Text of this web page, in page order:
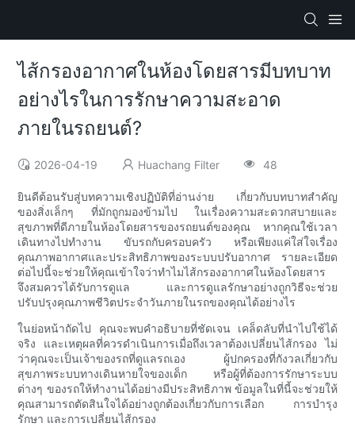
ไส้กรองอากาศในห้องโดยสารมีบทบาท
อย่างไรในการรักษาความสะอาด
ภายในรถยนต์?
2026-04-19 Huachang Filter 48
ยินดีต้อนรับสู่บทความเชิงปฏิบัติที่อ่านง่าย เกี่ยวกับบทบาทสำคัญ
ของสิ่งเล็กๆ ที่มักถูกมองข้ามไป ในเรื่องความสะดวกสบายและ
สุขภาพที่ดีภายในห้องโดยสารของรถยนต์ของคุณ หากคุณใช้เวลา
เดินทางไปทำงาน ขับรถกับครอบครัว หรือเพียงแค่ใส่ใจเรื่อง
คุณภาพอากาศและประสิทธิภาพของระบบปรับอากาศ รายละเอียด
ต่อไปนี้จะช่วยให้คุณเข้าใจว่าทำไมไส้กรองอากาศในห้องโดยสาร
จึงสมควรได้รับการดูแล และการดูแลรักษาอย่างถูกวิธีจะช่วย
ปรับปรุงคุณภาพชีวิตประจำวันภายในรถของคุณได้อย่างไร
ในย่อหน้าถัดไป คุณจะพบคำอธิบายที่ชัดเจน เคล็ดลับที่นำไปใช้ได้
จริง และเหตุผลที่ควรดำเนินการเมื่อถึงเวลาต้องเปลี่ยนไส้กรอง ไม่
ว่าคุณจะเป็นเจ้าของรถที่ดูแลรถเอง ผู้ปกครองที่กังวลเกี่ยวกับ
สุขภาพระบบทางเดินหายใจของเด็ก หรือผู้ที่ต้องการรักษาระบบ
ต่างๆ ของรถให้ทำงานได้อย่างมีประสิทธิภาพ ข้อมูลในที่นี้จะช่วยให้
คุณสามารถตัดสินใจได้อย่างถูกต้องเกี่ยวกับการเลือก การบำรุง
รักษา และการเปลี่ยนไส้กรอง